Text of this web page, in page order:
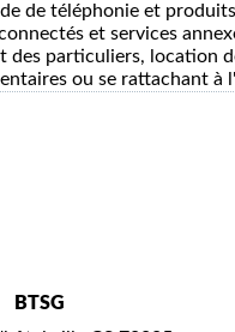
de téléphonie et
et services
des particuliers, location
ou se rattachant à
BTSG